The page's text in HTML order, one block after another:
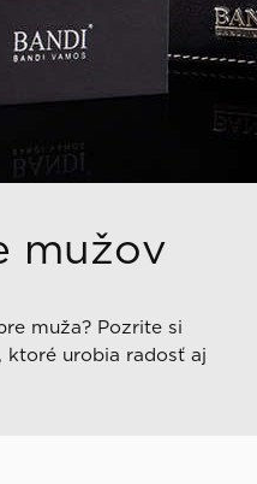
mužov
muža? Pozrite si
ktoré urobia radosť aj